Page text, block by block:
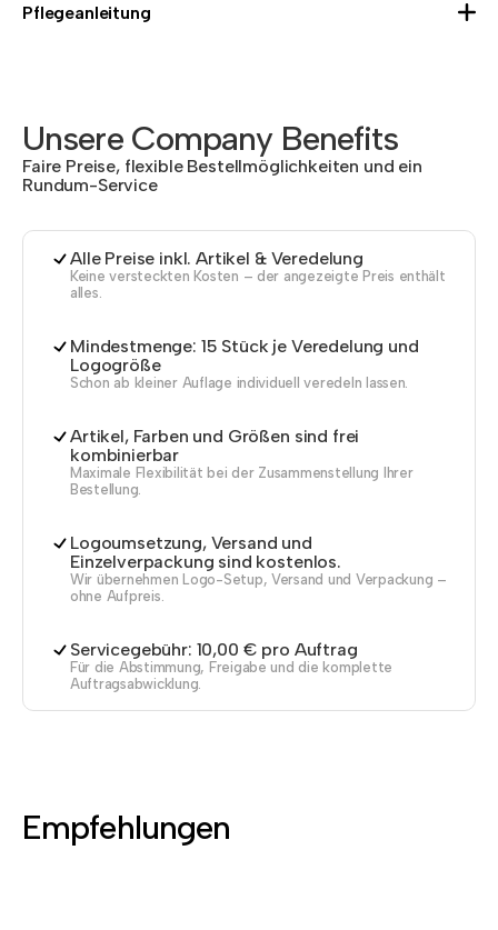
Pflegeanleitung
Unsere Company Benefits
Faire Preise, flexible Bestellmöglichkeiten und ein
Rundum-Service
Alle Preise inkl. Artikel & Veredelung
Keine versteckten Kosten – der angezeigte Preis enthält
alles.
Mindestmenge: 15 Stück je Veredelung und
Logogröße
Schon ab kleiner Auflage individuell veredeln lassen.
Artikel, Farben und Größen sind frei
kombinierbar
Maximale Flexibilität bei der Zusammenstellung Ihrer
Bestellung.
Logoumsetzung, Versand und
Einzelverpackung sind kostenlos.
Wir übernehmen Logo-Setup, Versand und Verpackung –
ohne Aufpreis.
Servicegebühr: 10,00 € pro Auftrag
Für die Abstimmung, Freigabe und die komplette
Auftragsabwicklung.
Empfehlungen